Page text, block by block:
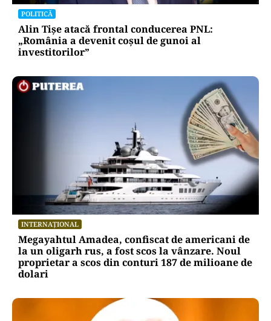
POLITICĂ
Alin Tișe atacă frontal conducerea PNL:
„România a devenit coșul de gunoi al
investitorilor”
INTERNAȚIONAL
Megayahtul Amadea, confiscat de americani de
la un oligarh rus, a fost scos la vânzare. Noul
proprietar a scos din conturi 187 de milioane de
dolari